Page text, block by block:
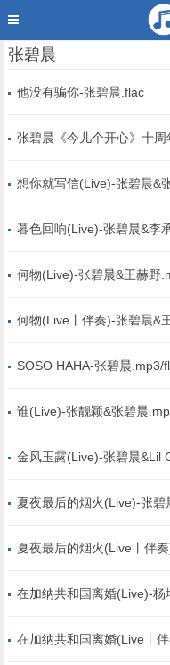
张碧晨
他没有骗你-张碧晨.flac
张碧晨《今儿个开心》十
想你就写信(Live)-张碧晨&
暮色回响(Live)-张碧晨&李
何物(Live)-张碧晨&王赫野
何物(Live丨伴奏)-张碧晨&
SOSO HAHA-张碧晨.mp3/
谁(Live)-张靓颖&张碧晨
金风玉露(Live)-张碧晨&Lil
夏夜最后的烟火(Live)-张
夏夜最后的烟火(Live丨伴
在加纳共和国离婚(Live)-杨
在加纳共和国离婚(Live丨